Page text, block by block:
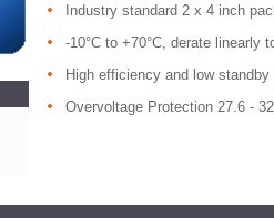
Industry standard 2 x 4 inch
-10°C to +70°C, derate linearly
High efficiency and low standby
Overvoltage Protection 27.6 -